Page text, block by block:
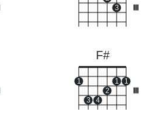
3
F#
1
3 4
2
1 1